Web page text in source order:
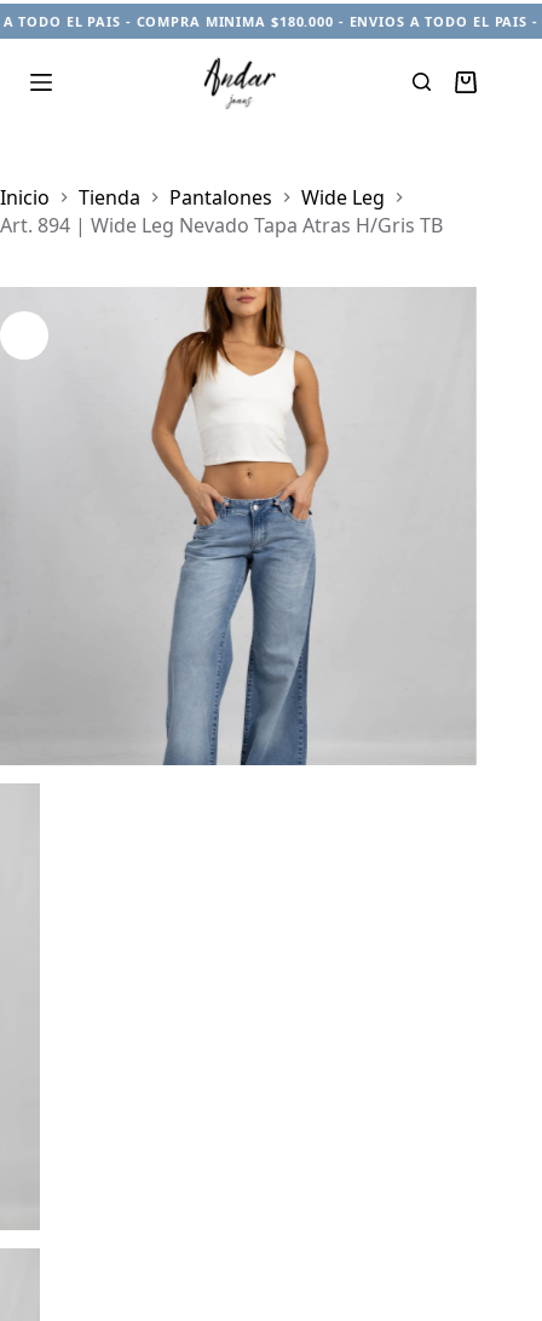
EL PAIS - COMPRA MINIMA $180.000 - ENVIOS A TODO EL PAIS -
Carro
Inicio
Tienda Pantalones
Wide Leg
Art. 894 | Wide Leg Nevado Tapa Atras H/Gris TB